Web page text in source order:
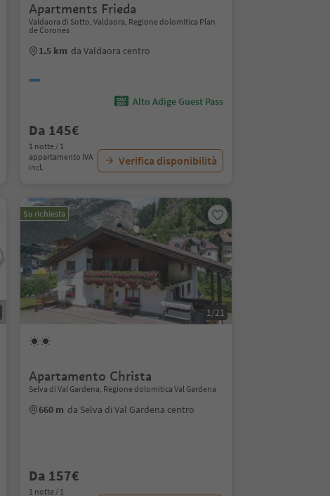
Apartments Frieda
Valdaora di Sotto, Valdaora, Regione dolomitica Plan
de Corones
1.5 km da Valdaora centro
Alto Adige Guest Pass
Da 145€
1 notte / 1
appartamento IVA
incl.
Verifica disponibilità
Su richiesta
1/21
Apartamento Christa
Selva di Val Gardena, Regione dolomitica Val Gardena
660 m da Selva di Val Gardena centro
Da 157€
1 notte / 1